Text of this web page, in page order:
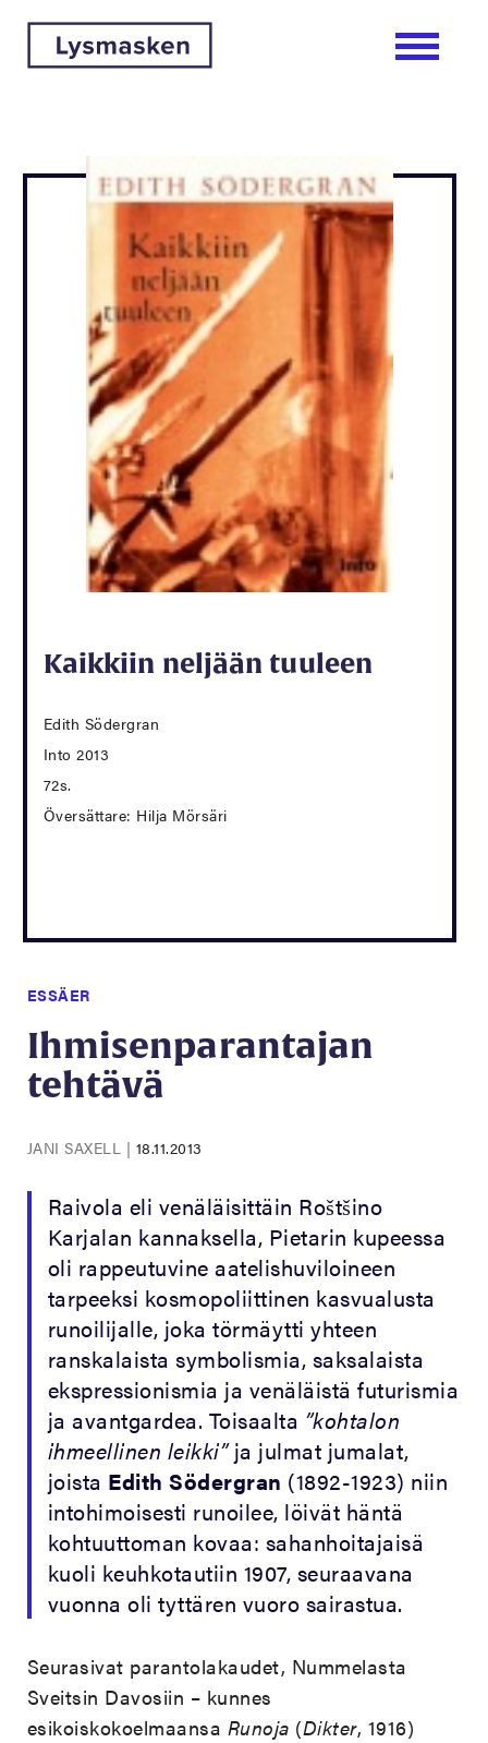
Kaikkiin neljään tuuleen
Edith Södergran
Into 2013
72s.
Översättare: Hilja Mörsäri
ESSÄER
Ihmisenparantajan
tehtävä
JANI SAXELL | 18.11.2013
Raivola eli venäläisittäin Roštšino
Karjalan kannaksella, Pietarin kupeessa
oli rappeutuvine aatelishuviloineen
tarpeeksi kosmopoliittinen kasvualusta
runoilijalle, joka törmäytti yhteen
ranskalaista symbolismia, saksalaista
ekspressionismia ja venäläistä futurismia
ja avantgardea. Toisaalta ”kohtalon
ihmeellinen leikki”ja julmat jumalat,
joista Edith Södergran (1892-1923) niin
intohimoisesti runoilee, löivät häntä
kohtuuttoman kovaa: sahanhoitajaisä
kuoli keuhkotautiin 1907, seuraavana
vuonna oli tyttären vuoro sairastua.
Seurasivat parantolakaudet, Nummelasta
Sveitsin Davosiin – kunnes
esikoiskokoelmaansa Runoja (Dikter, 1916)